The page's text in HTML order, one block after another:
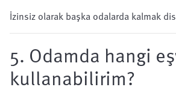
İzinsiz olarak başka odalarda kalmak
5. Odamda hangi
kullanabilirim?